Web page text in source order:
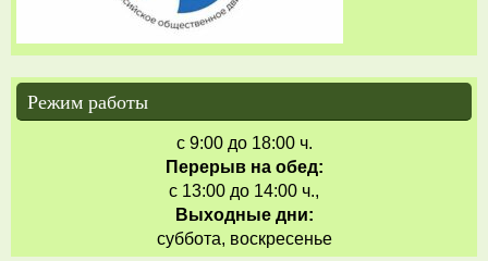
Режим работы
с 9:00 до 18:00 ч.
Перерыв на обед:
с 13:00 до 14:00 ч.,
Выходные дни:
суббота, воскресенье